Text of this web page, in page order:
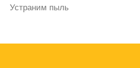
Избавим от запаха мочи